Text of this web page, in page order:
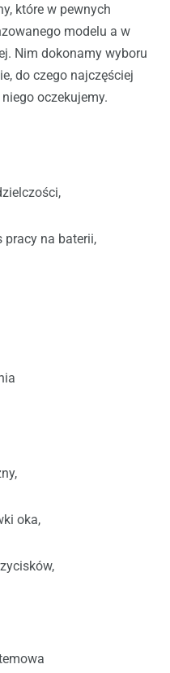
które w pewnych
modelu a w
Nim dokonamy wyboru
do czego najczęściej
oczekujemy.
pracy na baterii,
oka,